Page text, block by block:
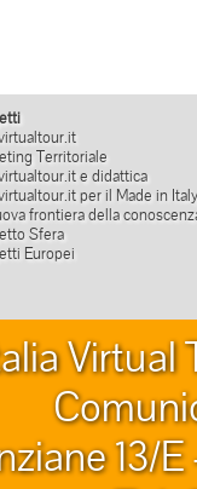
Territoriale
e didattica
per il Made in Italy
frontiera della
Sfera
Europei
Virtual
13/